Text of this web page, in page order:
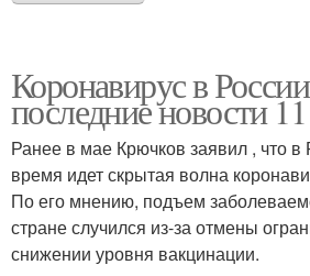
Коронавирус в
последние новости
Ранее в мае Крючков заявил , что
время идет скрытая волна
По его мнению, подъем
стране случился из-за отмены
снижении уровня вакцинации.